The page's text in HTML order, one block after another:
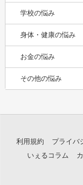
学校の悩み
身体・健康の悩み
お金の悩み
その他の悩み
利用規約 プライバ
いぇるコラム